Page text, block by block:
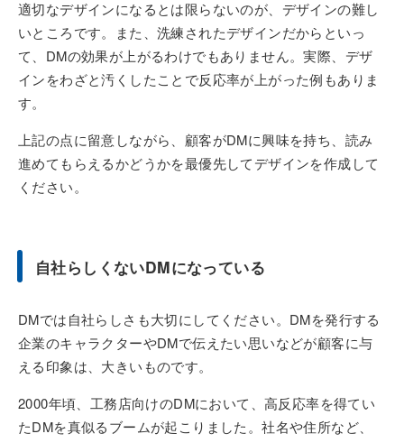
適切なデザインになるとは限らないのが、デザインの難し
いところです。また、洗練されたデザインだからといっ
て、DMの効果が上がるわけでもありません。実際、デザ
インをわざと汚くしたことで反応率が上がった例もありま
す。
上記の点に留意しながら、顧客がDMに興味を持ち、読み
進めてもらえるかどうかを最優先してデザインを作成して
ください。
自社らしくないDMになっている
DMでは自社らしさも大切にしてください。DMを発行する
企業のキャラクターやDMで伝えたい思いなどが顧客に与
える印象は、大きいものです。
2000年頃、工務店向けのDMにおいて、高反応率を得てい
たDMを真似るブームが起こりました。社名や住所など、